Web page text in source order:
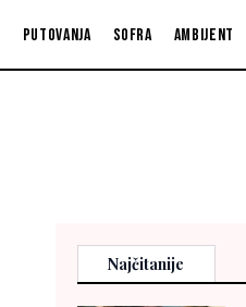
Putovanja Sofra Ambijent
Najčitanije